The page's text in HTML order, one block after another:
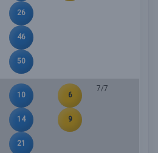
26
46
50
10
14
21
6
9
7/7